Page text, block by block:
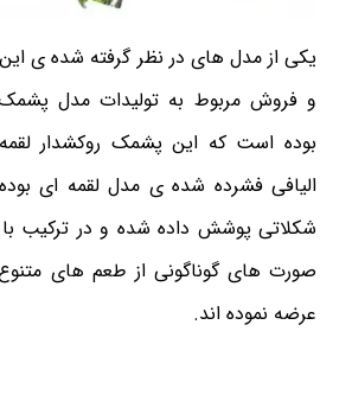
یکی از مدل های در نظر گرفته شده ی
و فروش مربوط به تولیدات مدل پشمک
بوده است که این پشمک روکشدار
الیافی فشرده شده ی مدل لقمه ای
شکلاتی پوشش داده شده و در ترکیب
صورت های گوناگونی از طعم های
عرضه نموده اند.